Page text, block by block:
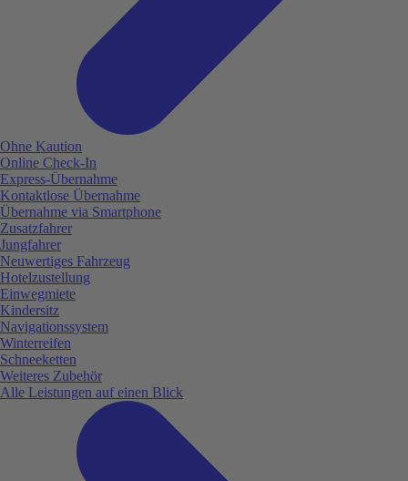
Ohne Kaution
Online Check-In
Express-Übernahme
Kontaktlose Übernahme
Übernahme via Smartphone
Zusatzfahrer
Jungfahrer
Neuwertiges Fahrzeug
Hotelzustellung
Einwegmiete
Kindersitz
Navigationssystem
Winterreifen
Schneeketten
Weiteres Zubehör
Alle Leistungen auf einen Blick